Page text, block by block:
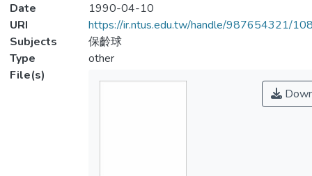
Date
1990-04-10
URI
https://ir.ntus.edu.tw/handle/987654321/
Subjects
保齡球
Type
other
File(s)